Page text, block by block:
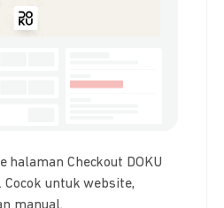
halaman Checkout DOKU
untuk website,